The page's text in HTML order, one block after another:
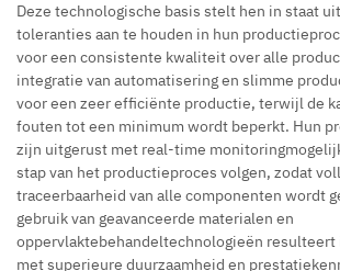
Deze technologische basis stelt hen in staat
toleranties aan te houden in hun
voor een consistente kwaliteit over alle
integratie van automatisering en slimme
voor een zeer efficiënte productie, terwijl de
fouten tot een minimum wordt beperkt. Hun
zijn uitgerust met real-time
stap van het productieproces volgen, zodat
traceerbaarheid van alle componenten wordt
gebruik van geavanceerde materialen en
oppervlaktebehandeltechnologieën
met superieure duurzaamheid en